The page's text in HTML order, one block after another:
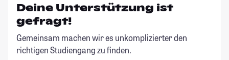
Deine Unterstützung ist
gefragt!
Gemeinsam machen wir es unkomplizierter den
richtigen Studiengang zu finden.